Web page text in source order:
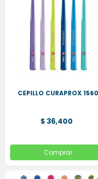
CEPILLO CURAPROX 1560
$ 36,400
Comprar